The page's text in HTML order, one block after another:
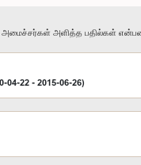
அளித்த பதில்கள்